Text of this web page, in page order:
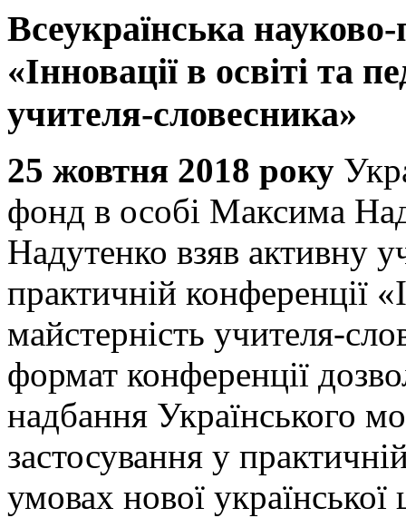
Всеукраїнська
«Інновації в освіті та
учителя-словесника»
25 жовтня 2018 року
фонд в особі Максима
Надутенко взяв активну
практичній конференції
майстерність учителя-
формат конференції
надбання Українського
застосування у
умовах нової